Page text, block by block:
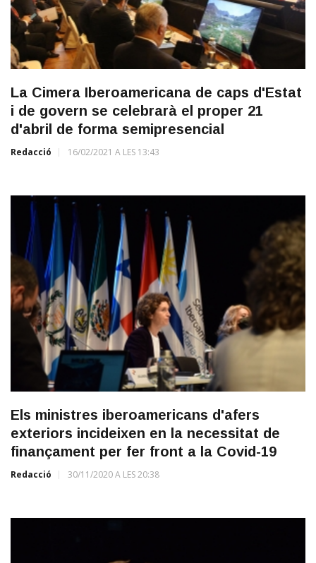
La Cimera Iberoamericana de caps d'Estat
i de govern se celebrarà el proper 21
d'abril de forma semipresencial
Redacció 16/02/2021 A LES 13:43
Els ministres iberoamericans d'afers
exteriors incideixen en la necessitat de
finançament per fer front a la Covid-19
Redacció 30/11/2020 A LES 20:38